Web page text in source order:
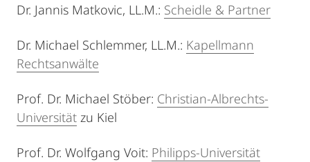
Dr. Jannis Matkovic, LL.M.: Scheidle & Partner
Dr. Michael Schlemmer, LL.M.: Kapellmann
Rechtsanwälte
Prof. Dr. Michael Stöber: Christian-Albrechts-
Universität zu Kiel
Prof. Dr. Wolfgang Voit: Philipps-Universität